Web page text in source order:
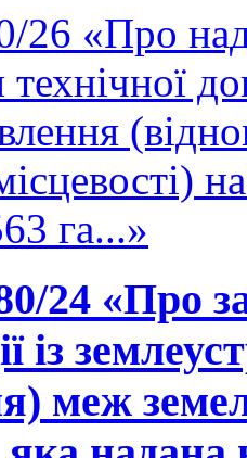
26 «Про
га...»
24 «Про
із
меж